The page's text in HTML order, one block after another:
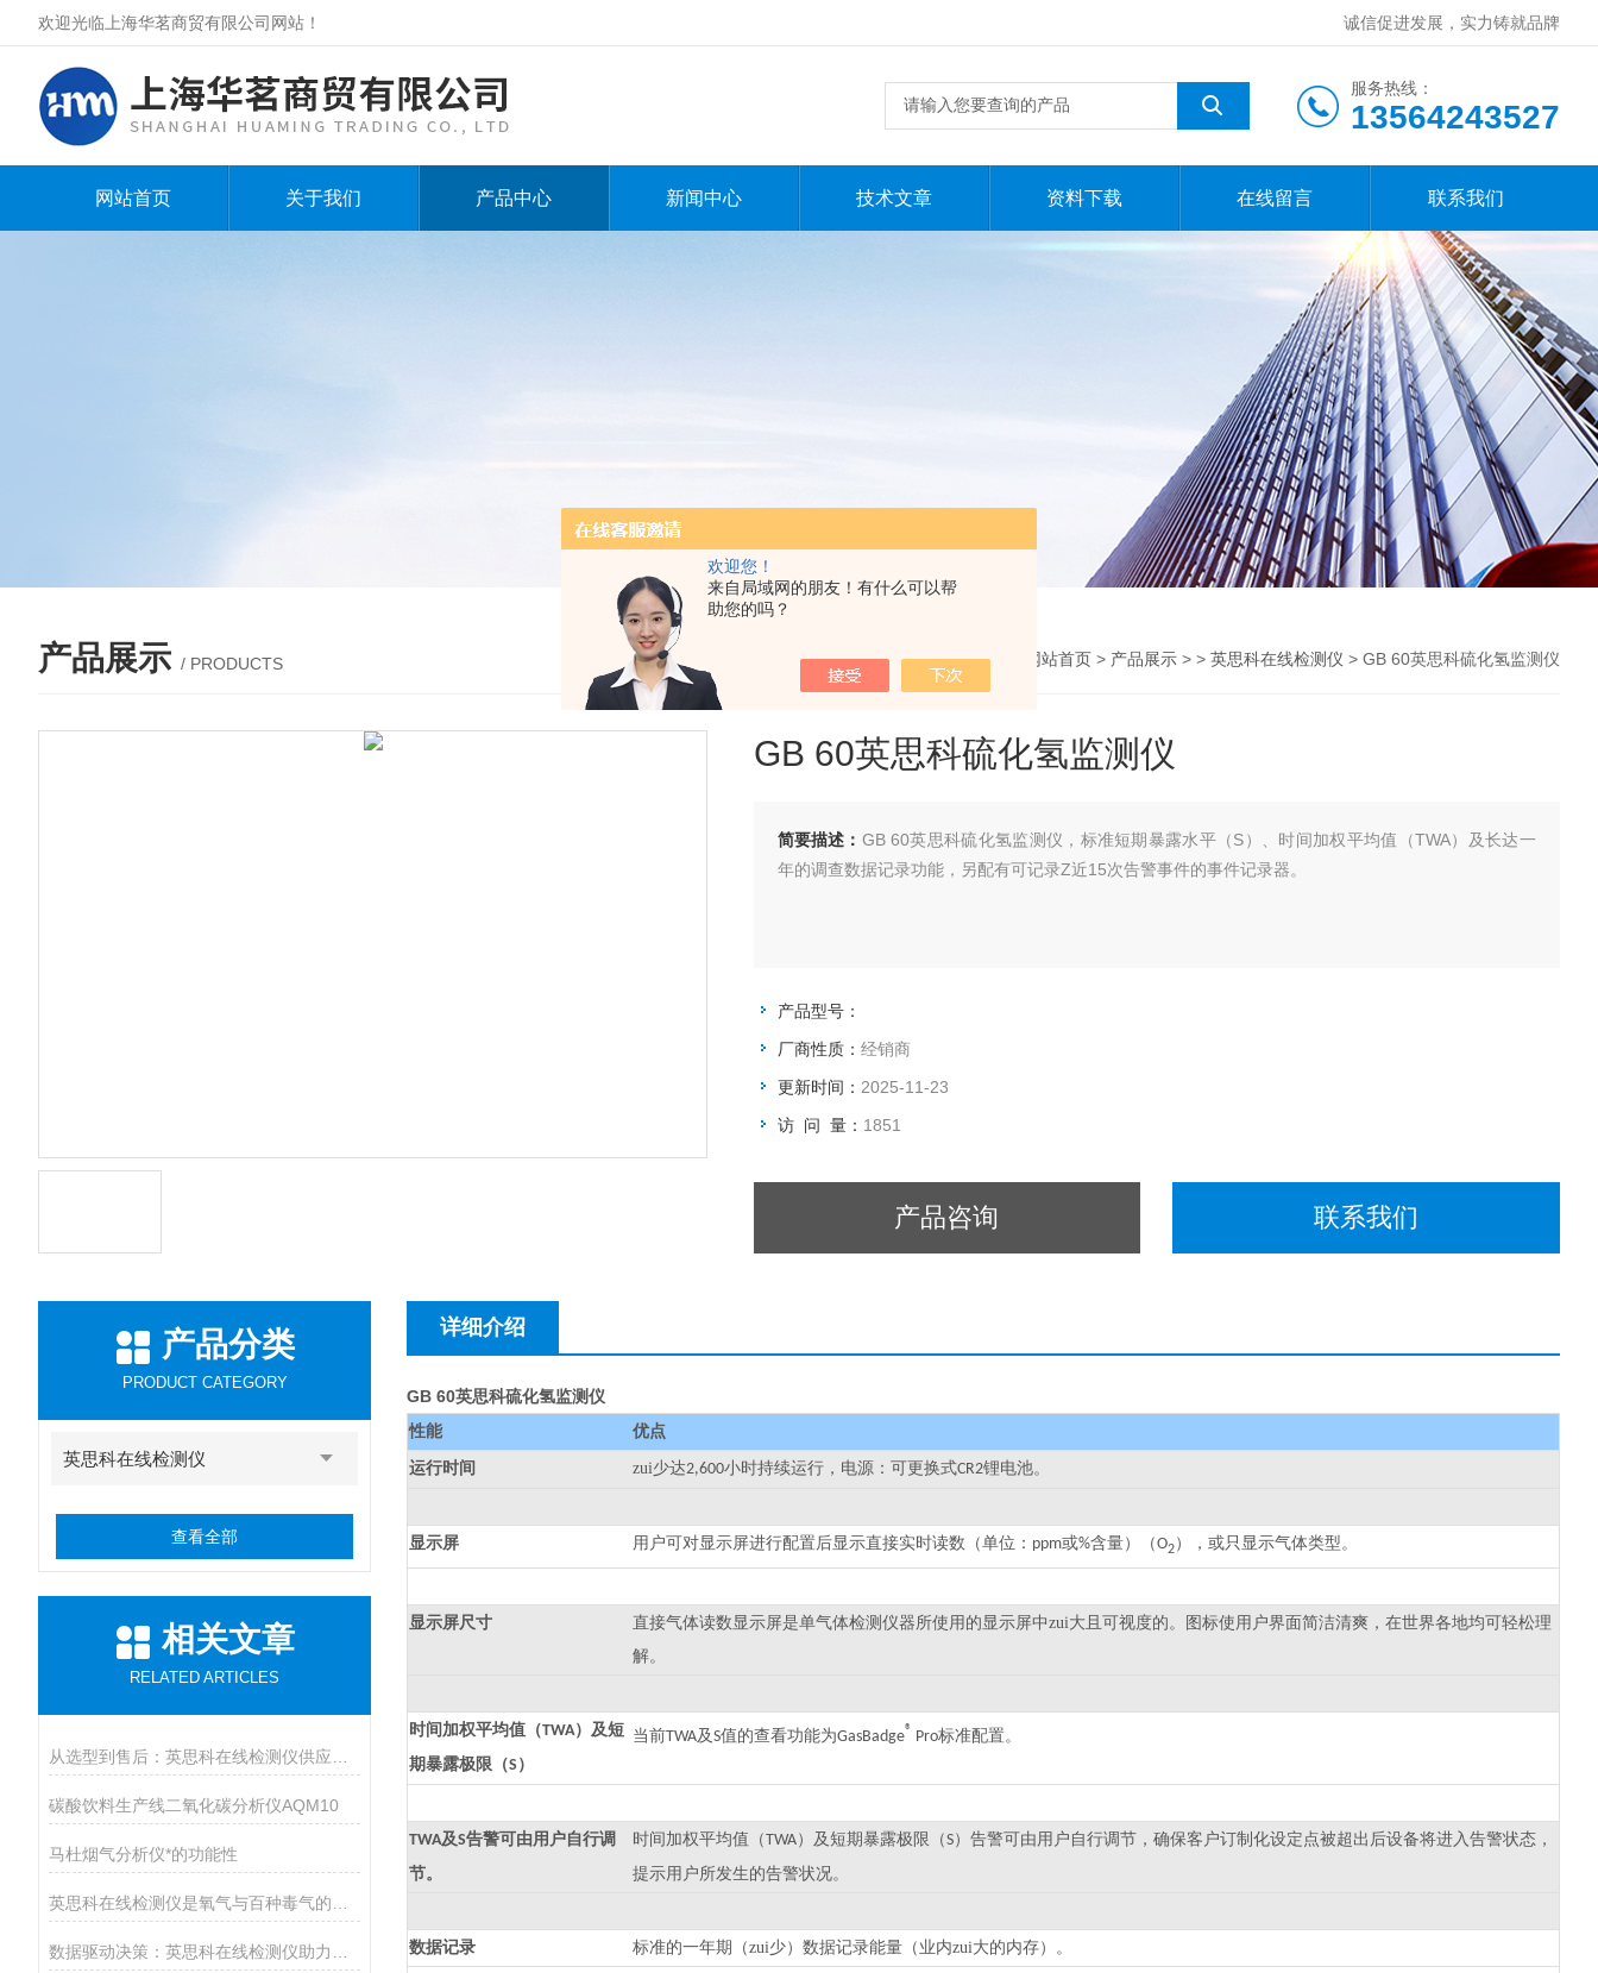
欢迎您！
来自局域网的朋友！有什么可以帮
助您的吗？
欢迎光临上海华茗商贸有限公司网站！ 诚信促进发展，实力铸就品牌
服务热线：
13564243527
网站首页 关于我们 产品中心 新闻中心 技术文章 资料下载 在线留言 联系我们
产品展示 / PRODUCTS 您的位置： 网站首页 > 产品展示 > > 英思科在线检测仪 > GB 60英思科硫化氢监测仪
GB 60英思科硫化氢监测仪
简要描述： GB 60英思科硫化氢监测仪，标准短期暴露水平（S）、时间加权平均值（TWA）及长达一
年的调查数据记录功能，另配有可记录Z近15次告警事件的事件记录器。
产品型号：
厂商性质： 经销商
更新时间： 2025-11-23
访 问 量： 1851
产品咨询 联系我们
产品分类
PRODUCT CATEGORY
英思科在线检测仪
查看全部
相关文章
RELATED ARTICLES
碳酸饮料生产线二氧化碳分析仪AQM10
马杜烟气分析仪*的功能性
详细介绍
GB 60英思科硫化氢监测仪
性能 优点
运行时间 zui少达2,600小时持续运行，电源：可更换式CR2锂电池。
显示屏 用户可对显示屏进行配置后显示直接实时读数（单位： ppm或%含量）（O2），或只显示气体类型。
显示屏尺寸
直接气体读数显示屏是单气体检测仪器所使用的显示屏中zui大且可视度的。图标使用户界面简洁清爽，在世界各地均可轻松理
解。
时间加权平均值（TWA）及短
期暴露极限（S ）
当前TWA及S值的查看功能为GasBadge® Pro标准配置。
TWA及S告警可由用户自行调
节。
时间加权平均值（TWA）及短期暴露极限（S）告警可由用户自行调节，确保客户订制化设定点被超出后设备将进入告警状态，
提示用户所发生的告警状况。
数据记录 标准的一年期（zui少）数据记录能量（业内zui大的内存）。